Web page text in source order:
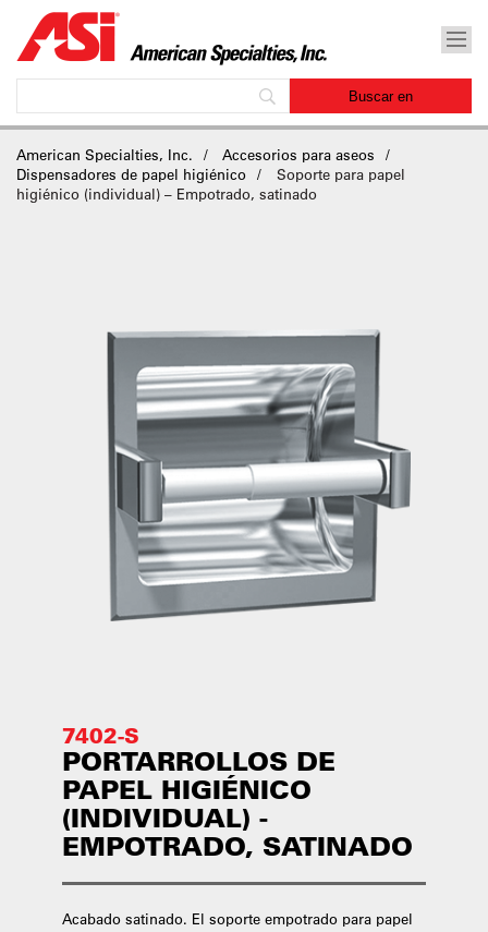
American Specialties, Inc.
Accesorios para aseos
Dispensadores de papel higiénico
Soporte para papel
higiénico (individual) – Empotrado, satinado
7402-S
PORTARROLLOS DE
PAPEL HIGIÉNICO
(INDIVIDUAL) -
EMPOTRADO, SATINADO
Acabado satinado. El soporte empotrado para papel